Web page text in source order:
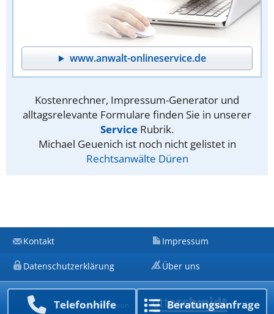
www.anwalt-onlineservice.de
Kostenrechner, Impressum-Generator und
alltagsrelevante Formulare finden Sie in unserer
Service Rubrik.
Michael Geuenich ist noch nicht gelistet in
Rechtsanwälte Düren
Telefon­hilfe Beratungs­anfrage
Kontakt Impressum
Datenschutzerklärung Über uns
Ein Unternehmen von